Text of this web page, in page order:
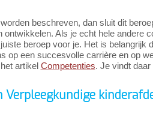
beschreven, dan sluit dit
Als je echt hele andere
beroep voor je. Het is belangrijk
op een succesvolle carrière en op
artikel Competenties. Je vindt